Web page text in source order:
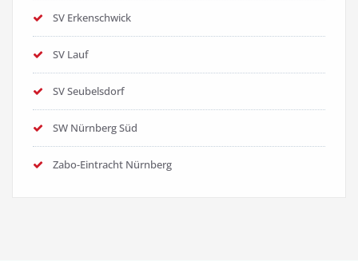
SV Erkenschwick
SV Lauf
SV Seubelsdorf
SW Nürnberg Süd
Zabo-Eintracht Nürnberg